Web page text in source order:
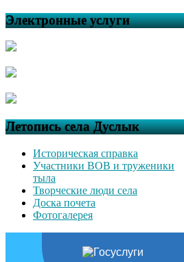
Электронные услуги
Летопись села Дуслык
Историческая справка
Участники ВОВ и труженики
тыла
Творческие люди села
Доска почета
Фотогалерея